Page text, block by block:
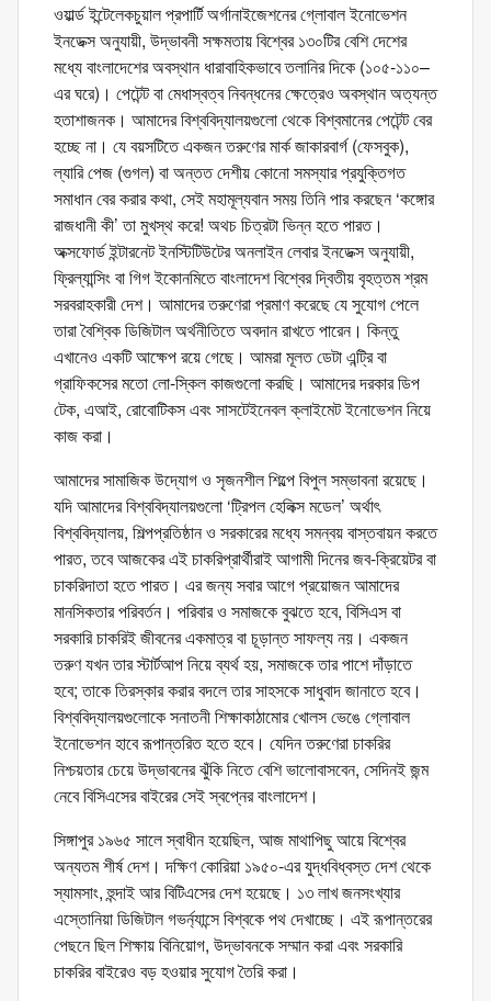
ওয়ার্ল্ড ইন্টেলেকচুয়াল প্রপার্টি অর্গানাইজেশনের গ্লোবাল ইনোভেশন
ইনডেক্স অনুযায়ী, উদ্ভাবনী সক্ষমতায় বিশ্বের ১৩০টির বেশি দেশের
মধ্যে বাংলাদেশের অবস্থান ধারাবাহিকভাবে তলানির দিকে (১০৫-১১০–
এর ঘরে)। পেটেন্ট বা মেধাস্বত্ব নিবন্ধনের ক্ষেত্রেও অবস্থান অত্যন্ত
হতাশাজনক। আমাদের বিশ্ববিদ্যালয়গুলো থেকে বিশ্বমানের পেটেন্ট বের
হচ্ছে না। যে বয়সটিতে একজন তরুণের মার্ক জাকারবার্গ (ফেসবুক),
ল্যারি পেজ (গুগল) বা অন্তত দেশীয় কোনো সমস্যার প্রযুক্তিগত
সমাধান বের করার কথা, সেই মহামূল্যবান সময় তিনি পার করছেন ‘কঙ্গোর
রাজধানী কী’ তা মুখস্থ করে! অথচ চিত্রটা ভিন্ন হতে পারত।
অক্সফোর্ড ইন্টারনেট ইনস্টিটিউটের অনলাইন লেবার ইনডেক্স অনুযায়ী,
ফ্রিল্যান্সিং বা গিগ ইকোনমিতে বাংলাদেশ বিশ্বের দ্বিতীয় বৃহত্তম শ্রম
সরবরাহকারী দেশ। আমাদের তরুণেরা প্রমাণ করেছে যে সুযোগ পেলে
তারা বৈশ্বিক ডিজিটাল অর্থনীতিতে অবদান রাখতে পারেন। কিন্তু
এখানেও একটি আক্ষেপ রয়ে গেছে। আমরা মূলত ডেটা এন্ট্রি বা
গ্রাফিকসের মতো লো-স্কিল কাজগুলো করছি। আমাদের দরকার ডিপ
টেক, এআই, রোবোটিকস এবং সাসটেইনেবল ক্লাইমেট ইনোভেশন নিয়ে
কাজ করা।
আমাদের সামাজিক উদ্যোগ ও সৃজনশীল শিল্পে বিপুল সম্ভাবনা রয়েছে।
যদি আমাদের বিশ্ববিদ্যালয়গুলো ‘ট্রিপল হেলিক্স মডেল’ অর্থাৎ
বিশ্ববিদ্যালয়, শিল্পপ্রতিষ্ঠান ও সরকারের মধ্যে সমন্বয় বাস্তবায়ন করতে
পারত, তবে আজকের এই চাকরিপ্রার্থীরাই আগামী দিনের জব-ক্রিয়েটর বা
চাকরিদাতা হতে পারত। এর জন্য সবার আগে প্রয়োজন আমাদের
মানসিকতার পরিবর্তন। পরিবার ও সমাজকে বুঝতে হবে, বিসিএস বা
সরকারি চাকরিই জীবনের একমাত্র বা চূড়ান্ত সাফল্য নয়। একজন
তরুণ যখন তার স্টার্টআপ নিয়ে ব্যর্থ হয়, সমাজকে তার পাশে দাঁড়াতে
হবে; তাকে তিরস্কার করার বদলে তার সাহসকে সাধুবাদ জানাতে হবে।
বিশ্ববিদ্যালয়গুলোকে সনাতনী শিক্ষাকাঠামোর খোলস ভেঙে গ্লোবাল
ইনোভেশন হাবে রূপান্তরিত হতে হবে। যেদিন তরুণেরা চাকরির
নিশ্চয়তার চেয়ে উদ্ভাবনের ঝুঁকি নিতে বেশি ভালোবাসবেন, সেদিনই জন্ম
নেবে বিসিএসের বাইরের সেই স্বপ্নের বাংলাদেশ।
সিঙ্গাপুর ১৯৬৫ সালে স্বাধীন হয়েছিল, আজ মাথাপিছু আয়ে বিশ্বের
অন্যতম শীর্ষ দেশ। দক্ষিণ কোরিয়া ১৯৫০-এর যুদ্ধবিধ্বস্ত দেশ থেকে
স্যামসাং, হুন্দাই আর বিটিএসের দেশ হয়েছে। ১৩ লাখ জনসংখ্যার
এস্তোনিয়া ডিজিটাল গভর্ন্যান্সে বিশ্বকে পথ দেখাচ্ছে। এই রূপান্তরের
পেছনে ছিল শিক্ষায় বিনিয়োগ, উদ্ভাবনকে সম্মান করা এবং সরকারি
চাকরির বাইরেও বড় হওয়ার সুযোগ তৈরি করা।